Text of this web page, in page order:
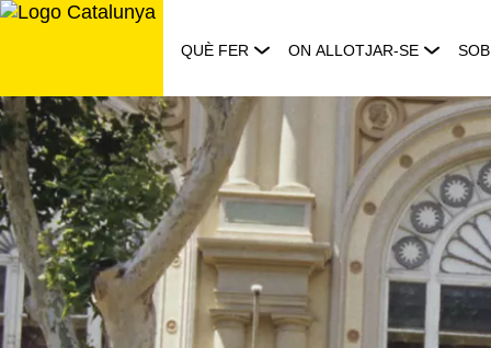
Saltar
QUÈ FER ON ALLOTJAR-SE